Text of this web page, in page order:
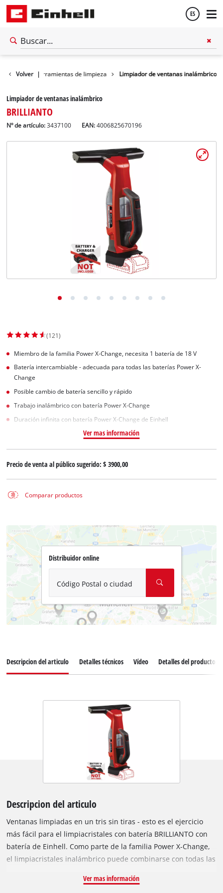
ES
Volver |
Más herramientas de limpieza Limpiador de ventanas inalámbrico
Limpiador de ventanas inalámbrico
BRILLIANTO
Nº de artículo: 3437100 EAN:4006825670196
(121)
Miembro de la familia Power X-Change, necesita 1 batería de 18 V
Batería intercambiable - adecuada para todas las baterías Power X-
Change
Posible cambio de batería sencillo y rápido
Trabajo inalámbrico con batería Power X-Change
Duración infinita con batería Power X-Change de Einhell
Ver mas información
Precio de venta al público sugerido:$ 3900,00
Comparar productos
Distribuidor online
Código Postal o ciudad
Descripcion del articulo Detalles técnicos Vídeo Detalles del producto
Descripcion del articulo
Ventanas limpiadas en un tris sin tiras - esto es el ejercicio
más fácil para el limpiacristales con batería BRILLIANTO con
batería de Einhell. Como parte de la familia Power X-Change,
el limpiacristales inalámbrico puede combinarse con todas las
interrupciones: Lo permiten el sistema de baterías extraíble
Ver mas información